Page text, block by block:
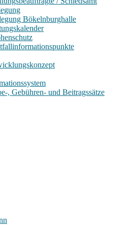
Bökelnburghalle
, Gebühren- und Beitragssätze